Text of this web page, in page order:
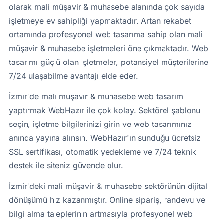
olarak mali müşavir & muhasebe alanında çok sayıda
işletmeye ev sahipliği yapmaktadır. Artan rekabet
ortamında profesyonel web tasarıma sahip olan mali
müşavir & muhasebe işletmeleri öne çıkmaktadır. Web
tasarımı güçlü olan işletmeler, potansiyel müşterilerine
7/24 ulaşabilme avantajı elde eder.
İzmir'de mali müşavir & muhasebe web tasarım
yaptırmak WebHazır ile çok kolay. Sektörel şablonu
seçin, işletme bilgilerinizi girin ve web tasarımınız
anında yayına alınsın. WebHazır'ın sunduğu ücretsiz
SSL sertifikası, otomatik yedekleme ve 7/24 teknik
destek ile siteniz güvende olur.
İzmir'deki mali müşavir & muhasebe sektörünün dijital
dönüşümü hız kazanmıştır. Online sipariş, randevu ve
bilgi alma taleplerinin artmasıyla profesyonel web